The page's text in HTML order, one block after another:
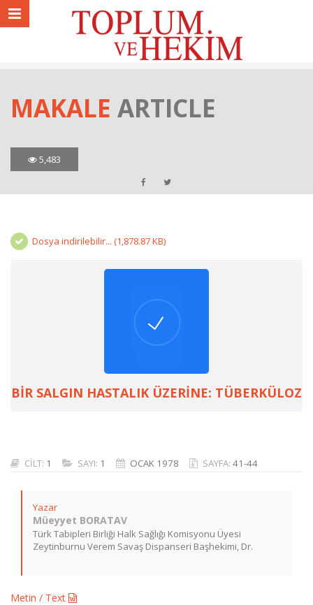
MAKALE ARTICLE
5,483
Dosya indirilebilir... (1,878.87 KB)
BİR SALGIN HASTALIK ÜZERİNE: TÜBERKÜLOZ
CİLT: 1 SAYI: 1 OCAK 1978 SAYFA: 41-44
Yazar
Müeyyet BORATAV
Türk Tabipleri Birliği Halk Sağlığı Komisyonu Üyesi
Zeytinburnu Verem Savaş Dispanseri Başhekimi, Dr.
Metin / Text